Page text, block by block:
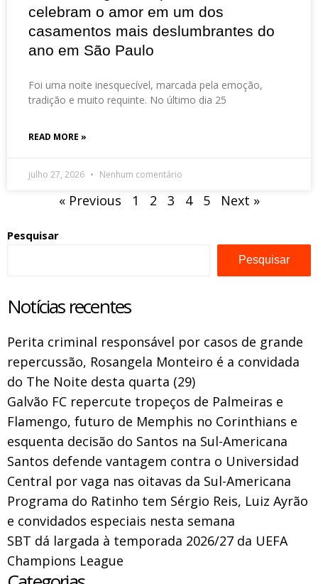
celebram o amor em um dos
casamentos mais deslumbrantes do
ano em São Paulo
Foi uma noite inesquecível, marcada pela emoção,
tradição e muito requinte. No último dia 25
READ MORE »
julho 27, 2026 Nenhum comentário
« Previous 1 2 3 4 5 Next »
Pesquisar
Pesquisar
Notícias recentes
Perita criminal responsável por casos de grande
repercussão, Rosangela Monteiro é a convidada
do The Noite desta quarta (29)
Galvão FC repercute tropeços de Palmeiras e
Flamengo, futuro de Memphis no Corinthians e
esquenta decisão do Santos na Sul-Americana
Santos defende vantagem contra o Universidad
Central por vaga nas oitavas da Sul-Americana
Programa do Ratinho tem Sérgio Reis, Luiz Ayrão
e convidados especiais nesta semana
SBT dá largada à temporada 2026/27 da UEFA
Champions League